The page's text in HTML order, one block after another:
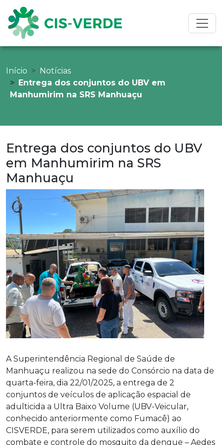
Início
Notícias
Entrega dos conjuntos do UBV em
Manhumirim na SRS Manhuaçu
Entrega dos conjuntos do UBV
em Manhumirim na SRS
Manhuaçu
A Superintendência Regional de Saúde de
Manhuaçu realizou na sede do Consórcio na data de
quarta-feira, dia 22/01/2025, a entrega de 2
conjuntos de veículos de aplicação espacial de
adulticida a Ultra Baixo Volume (UBV-Veicular,
conhecido anteriormente como Fumacê) ao
CISVERDE, para serem utilizados como auxílio do
combate e controle do mosquito da dengue – Aedes